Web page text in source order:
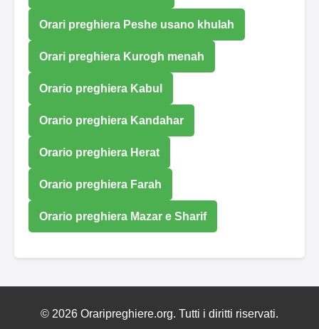
Orari preghiera Peshe usano khulah
Orari preghiera Kurogh menah
Orario preghiera Kabul
Orario preghiera Kandahar
Orario preghiera Herat
Orario preghiera Farah
Orario preghiera Mazar e Sharif
© 2026 Oraripreghiere.org. Tutti i diritti riservati.